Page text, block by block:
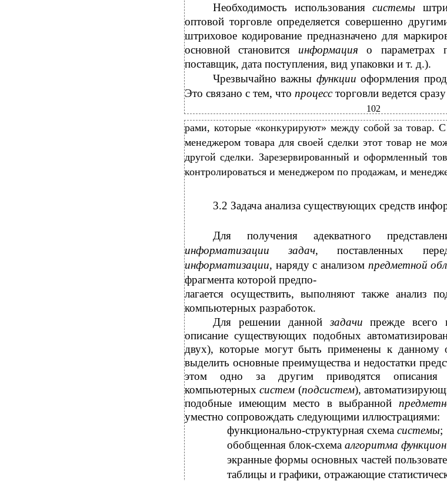
Необходимость использованиясистемы
оптовой торговле определяется совершенно
штриховое кодирование предназначено для
основной становится информацияо параметрах
поставщик, дата поступления, вид упаковки и т. д.).
Чрезвычайно важны функцииоформления
Это связано с тем, что процессторговли ведется
102
рами, которые «конкурируют» между собой за товар.
менеджером товара для своей сделки этот товар не
другой сделки. Зарезервированный и оформленный
контролироваться и менеджером по продажам, и
3.2 Задача анализа существующих средств
Для получения адекватного
информатизации задач, поставленных
информатизации, наряду с анализом предметной
фрагмента которой предпо-
лагается осуществить, выполняют также анализ
компьютерных разработок.
Для решении даннойзадачипрежде всего
описание существующих подобных
двух), которые могут быть применены к данному
выделить основные преимущества и недостатки
этом одно за другим приводятся описания
компьютерныхсистем (подсистем),
подобные имеющим место в выбранной
уместно сопровождать следующими иллюстрациями:
функционально-структурная схема системы;
обобщенная блок-схема алгоритма
экранные формы основных частей
таблицы и графики, отражающие